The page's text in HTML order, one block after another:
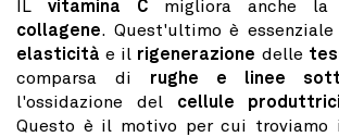
ILvitamina Cmigliora anche la
collagene. Quest'ultimo è
elasticità e il rigenerazione delle
comparsa di rughe e linee
l'ossidazione del cellule produttrici
Questo è il motivo per cui troviamo